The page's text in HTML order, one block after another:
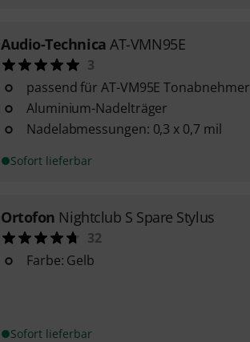
Audio-Technica AT-VMN95E
3
passend für AT-VM95E Tonabnehmer
Aluminium-Nadelträger
Nadelabmessungen: 0,3 x 0,7 mil
Sofort lieferbar
Ortofon Nightclub S Spare Stylus
32
Farbe: Gelb
Sofort lieferbar